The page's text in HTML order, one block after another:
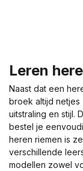
Leren
Naast dat een
broek altijd
uitstraling en stijl.
bestel je
heren riemen is
verschillende
modellen zowel